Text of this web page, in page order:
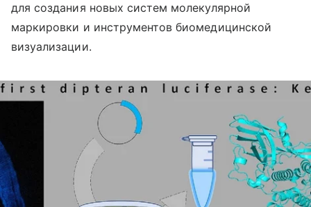
для создания новых систем молекулярной
маркировки и инструментов биомедицинской
визуализации.